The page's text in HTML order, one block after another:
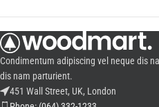
Condimentum adipiscing vel neque dis
dis nam parturient.
451 Wall Street, UK, London